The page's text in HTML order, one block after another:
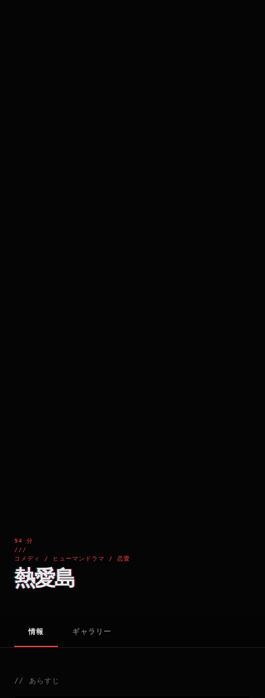
94 分
///
コメディ / ヒューマンドラマ / 恋愛
熱愛島
情報 ギャラリー
// あらすじ